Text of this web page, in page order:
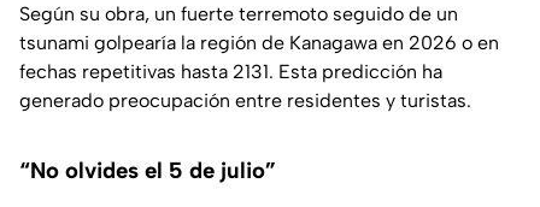
Según su obra, un fuerte terremoto seguido de un
tsunami golpearía la región de Kanagawa en 2026 o en
fechas repetitivas hasta 2131. Esta predicción ha
generado preocupación entre residentes y turistas.
“No olvides el 5 de julio”